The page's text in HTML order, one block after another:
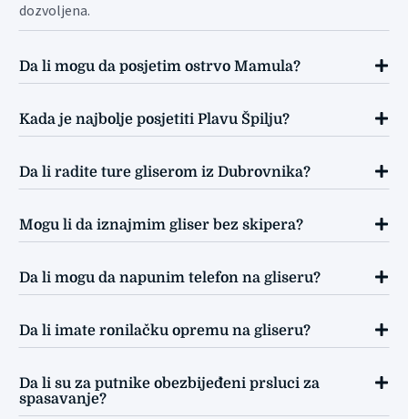
dozvoljena.
Da li mogu da posjetim ostrvo Mamula?
Kada je najbolje posjetiti Plavu Špilju?
Da li radite ture gliserom iz Dubrovnika?
Mogu li da iznajmim gliser bez skipera?
Da li mogu da napunim telefon na gliseru?
Da li imate ronilačku opremu na gliseru?
Da li su za putnike obezbijeđeni prsluci za
spasavanje?